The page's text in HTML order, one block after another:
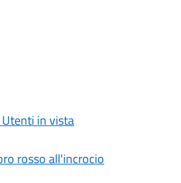
Utenti in vista
rosso all'incrocio